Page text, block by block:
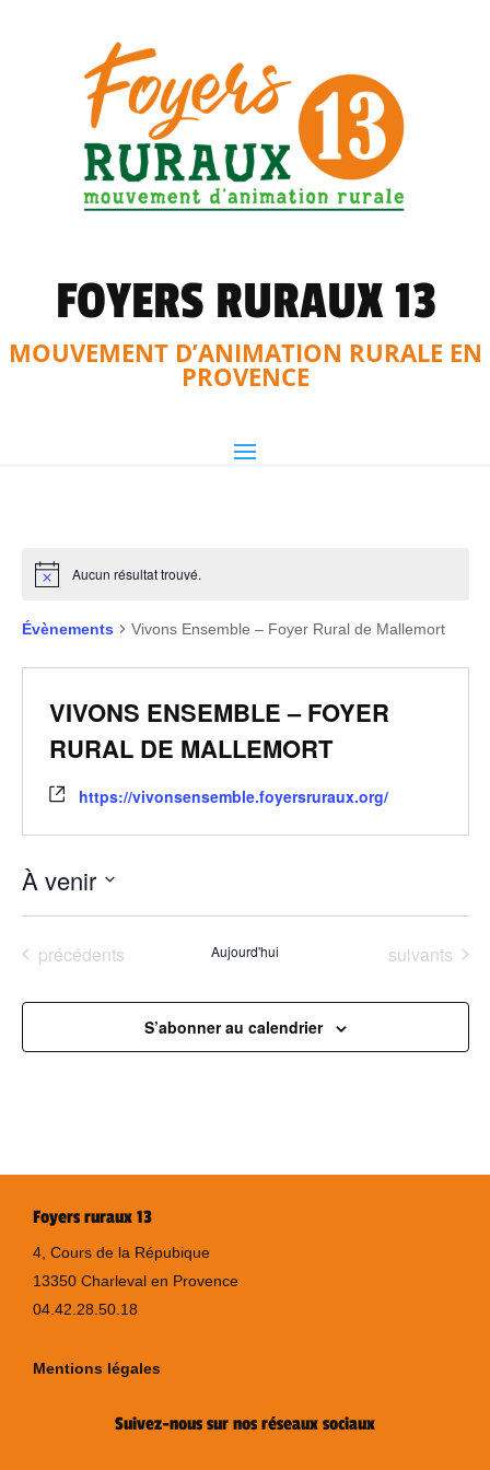
FOYERS RURAUX 13
MOUVEMENT D’ANIMATION RURALE EN
PROVENCE
Aucun résultat trouvé.
Évènements Vivons Ensemble – Foyer Rural de Mallemort
VIVONS ENSEMBLE – FOYER
RURAL DE MALLEMORT
https://vivonsensemble.foyersruraux.org/
À venir
date.Évènements
précédents Aujourd'hui Évènements
suivants
S’abonner au calendrier
Foyers ruraux 13
4, Cours de la Répubique
13350 Charleval en Provence
04.42.28.50.18
Mentions légales
Suivez-nous sur nos réseaux sociaux